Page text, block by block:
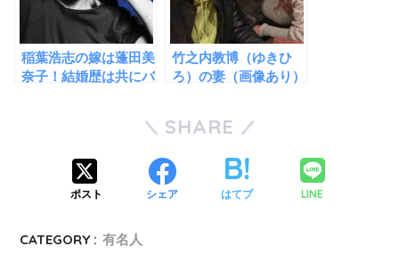
稲葉浩志の嫁は蓬田美
奈子！結婚歴は共にバ
竹之内教博（ゆきひ
ろ）の妻（画像あり）
SHARE
ポスト シェア はてブ LINE
CATEGORY : 有名人